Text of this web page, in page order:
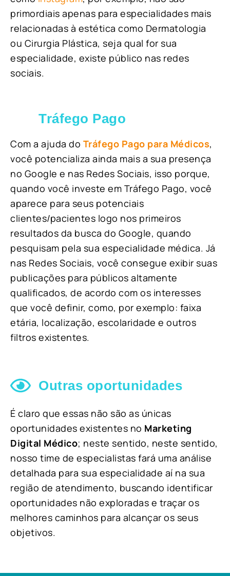
primordiais apenas para especialidades mais
relacionadas à estética como Dermatologia
ou Cirurgia Plástica, seja qual for sua
especialidade, existe público nas redes
sociais.
Tráfego Pago
Com a ajuda do Tráfego Pago para Médicos,
você potencializa ainda mais a sua presença
no Google e nas Redes Sociais, isso porque,
quando você investe em Tráfego Pago, você
aparece para seus potenciais
clientes/pacientes logo nos primeiros
resultados da busca do Google, quando
pesquisam pela sua especialidade médica. Já
nas Redes Sociais, você consegue exibir suas
publicações para públicos altamente
qualificados, de acordo com os interesses
que você definir, como, por exemplo: faixa
etária, localização, escolaridade e outros
filtros existentes.
Outras oportunidades
É claro que essas não são as únicas
oportunidades existentes no Marketing
Digital Médico; neste sentido, neste sentido,
nosso time de especialistas fará uma análise
detalhada para sua especialidade aí na sua
região de atendimento, buscando identificar
oportunidades não exploradas e traçar os
melhores caminhos para alcançar os seus
objetivos.